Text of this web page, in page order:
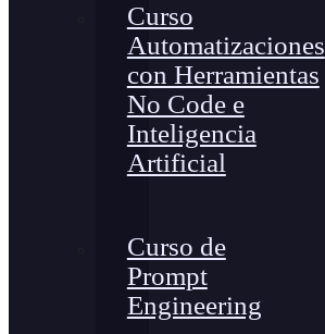
Curso
Automatizaciones
con Herramientas
No Code e
Inteligencia
Artificial
Curso de
Prompt
Engineering